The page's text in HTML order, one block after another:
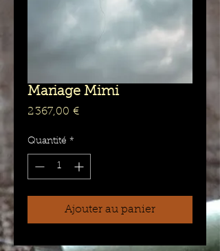
Mariage Mimi
2 367,00 €Prix
Quantité *
Ajouter au panier